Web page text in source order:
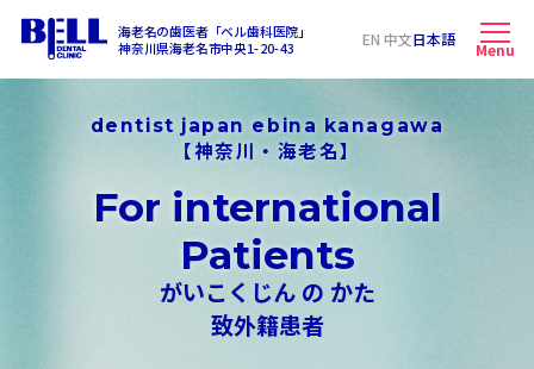
海老名の歯医者「ベル歯科医院」
神奈川県海老名市中央1-20-43
EN 中文日本語 Menu
dentist japan ebina kanagawa
【神奈川・海老名】
For international
Patients
がいこくじん の かた
致外籍患者